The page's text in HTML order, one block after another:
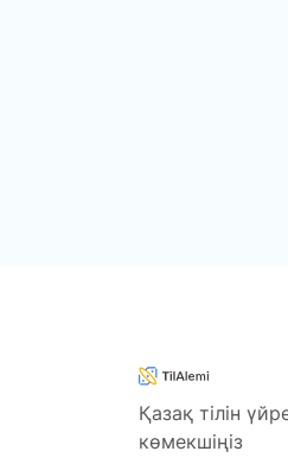
Қазақ тілін
көмекшіңіз